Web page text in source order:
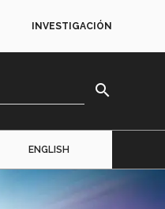
INVESTIGACIÓN
search
ENGLISH